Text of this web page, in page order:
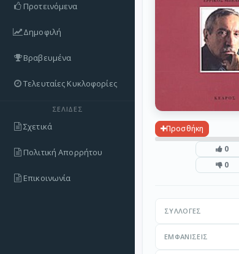
Προτεινόμενα
Δημοφιλή
Βραβευμένα
Τελευταίες Κυκλοφορίες
ΣΕΛΊΔΕΣ
Σχετικά
Πολιτική Απορρήτου
Επικοινωνία
Προσθήκη
0
0
ΣΥΛΛΟΓΈΣ
ΕΜΦΑΝΊΣΕΙΣ